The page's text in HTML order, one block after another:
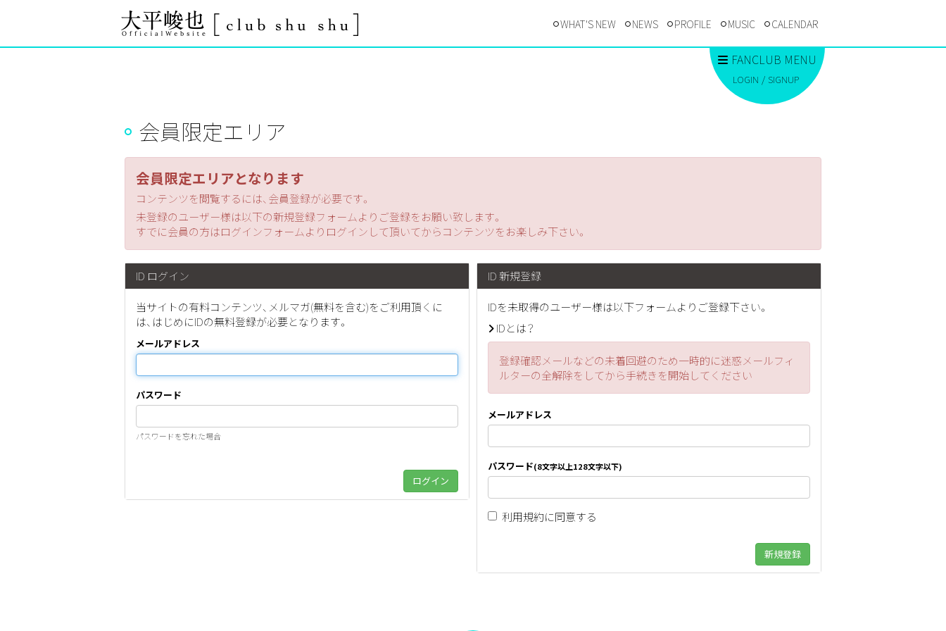
WHAT'S NEW NEWS PROFILE MUSIC CALENDAR
FANCLUB MENU
LOGIN SIGNUP
会員限定エリア
会員限定エリアとなります
コンテンツを閲覧するには、会員登録が必要です。
未登録のユーザー様は以下の新規登録フォームよりご登録をお願い致します。
すでに会員の方はログインフォームよりログインして頂いてからコンテンツをお楽しみ下さい。
ID ログイン
当サイトの有料コンテンツ、メルマガ(無料を含む)をご利用頂くに
は、はじめにIDの無料登録が必要となります。
メールアドレス
パスワード
パスワードを忘れた場合
ID 新規登録
IDを未取得のユーザー様は以下フォームよりご登録下さい。
IDとは？
登録確認メールなどの未着回避のため一時的に迷惑メールフィ
ルターの全解除をしてから手続きを開始してください
メールアドレス
パスワード(8文字以上128文字以下)
利用規約に同意する